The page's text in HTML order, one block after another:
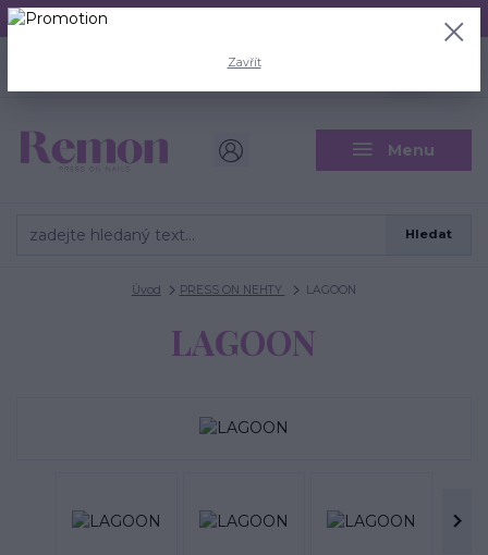
Aktuální doba odeslání je 3 - 5 pracovních dní.
Menu
CZK
Hledat
Úvod PRESS ON NEHTY LAGOON
LAGOON
Zavřít